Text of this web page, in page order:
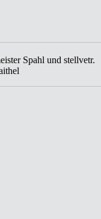
Spahl und stellvetr.